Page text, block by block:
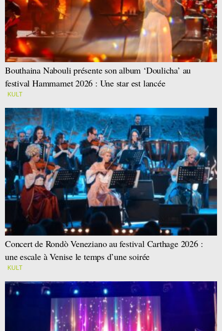
Bouthaina Nabouli présente son album ‘Doulicha’ au
festival Hammamet 2026 : Une star est lancée
KULT
Concert de Rondò Veneziano au festival Carthage 2026 :
une escale à Venise le temps d’une soirée
KULT